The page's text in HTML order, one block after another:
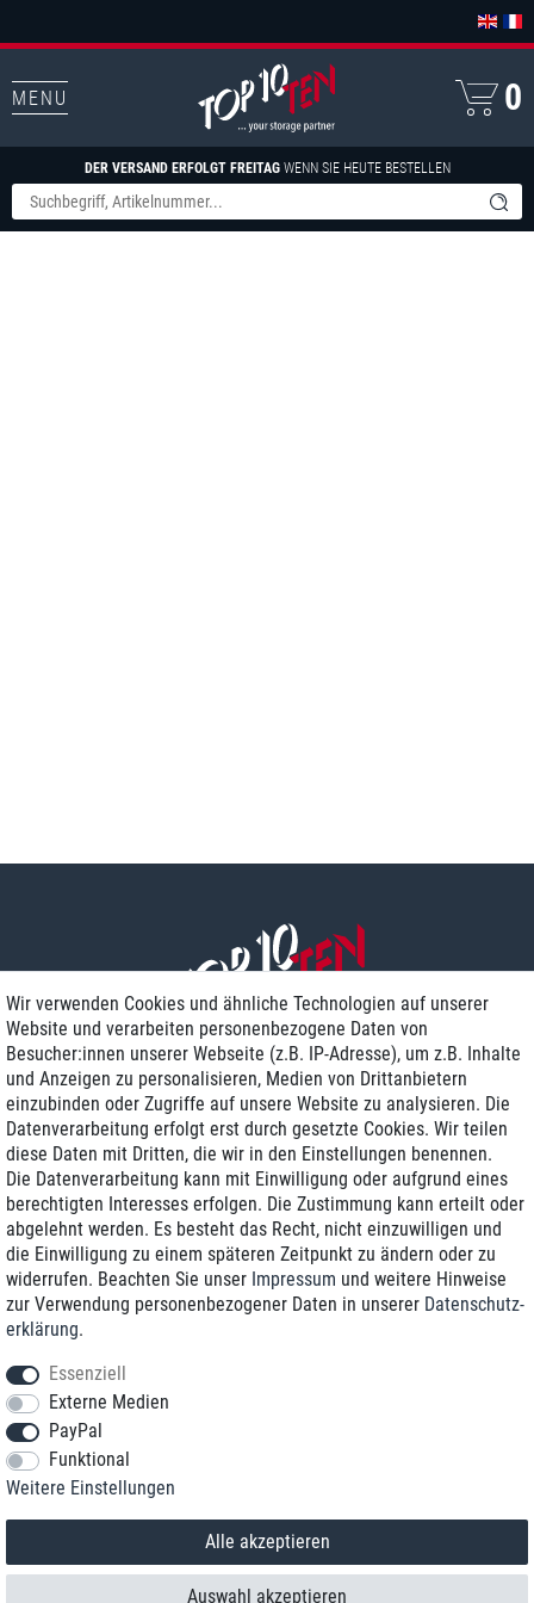
MENU
DER VERSAND ERFOLGT FREITAGWENN SIE HEUTE BESTELLEN
0
Zustellung am nächsten Werktag
Günstiger Versand
Generalüberholt mit Garantie
+49 8989 96160*
*Sie erreichen uns zum Ortstarif von Montag bis Freitag von 9 Uhr - 18 Uhr.
© 2018 TOP TEN Computervertrieb GmbH
Wir verwenden Cookies und ähnliche Technologien auf unserer
Website und verarbeiten personenbezogene Daten von
Besucher:innen unserer Webseite (z.B. IP-Adresse), um z.B. Inhalte
und Anzeigen zu personalisieren, Medien von Drittanbietern
einzubinden oder Zugriffe auf unsere Website zu analysieren. Die
Datenverarbeitung erfolgt erst durch gesetzte Cookies. Wir teilen
diese Daten mit Dritten, die wir in den Einstellungen benennen.
Die Datenverarbeitung kann mit Einwilligung oder aufgrund eines
berechtigten Interesses erfolgen. Die Zustimmung kann erteilt oder
abgelehnt werden. Es besteht das Recht, nicht einzuwilligen und
die Einwilligung zu einem späteren Zeitpunkt zu ändern oder zu
widerrufen. Beachten Sie unser Impressum und weitere Hinweise
zur Verwendung personenbezogener Daten in unserer Daten­schutz­
erklärung.
Essenziell
Externe Medien
PayPal
Funktional
Weitere Einstellungen
Alle akzeptieren
Auswahl akzeptieren